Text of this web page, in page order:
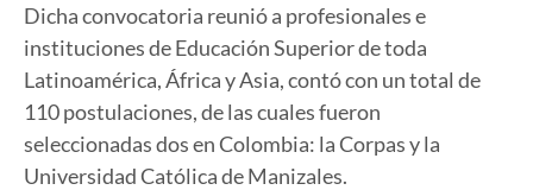
Dicha convocatoria reunió a profesionales e
instituciones de Educación Superior de toda
Latinoamérica, África y Asia, contó con un total de
110 postulaciones, de las cuales fueron
seleccionadas dos en Colombia: la Corpas y la
Universidad Católica de Manizales.